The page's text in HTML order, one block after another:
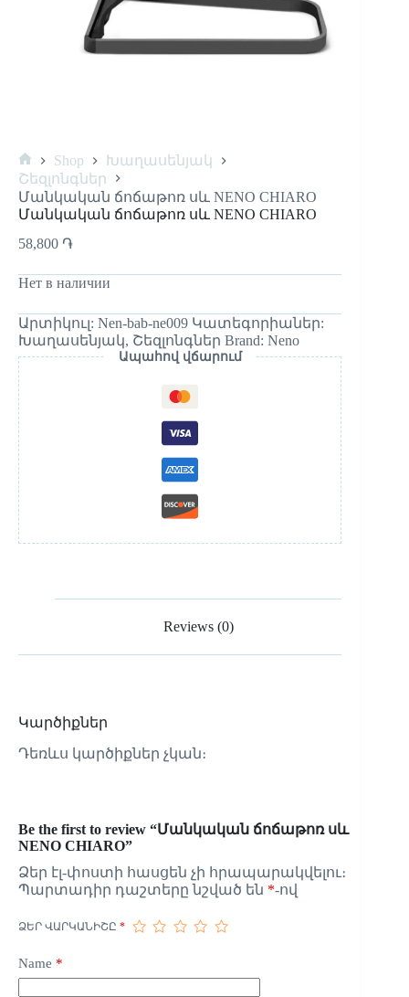
Home
Shop
Խաղասենյակ
Շեզլոնգներ
Մանկական ճոճաթոռ սև NENO CHIARO
Մանկական ճոճաթոռ սև NENO CHIARO
58,800 ֏
Нет в наличии
Արտիկուլ: Nen-bab-ne009 Կատեգորիաներ:
Խաղասենյակ, Շեզլոնգներ Brand: Neno
Ապահով վճարում
Reviews (0)
Կարծիքներ
Դեռևս կարծիքներ չկան։
Be the first to review “Մանկական ճոճաթոռ սև
NENO CHIARO”
Ձեր էլ-փոստի հասցեն չի հրապարակվելու։
Պարտադիր դաշտերը նշված են *-ով
ՁԵՐ ՎԱՐԿԱՆԻՇԸ *
Name *